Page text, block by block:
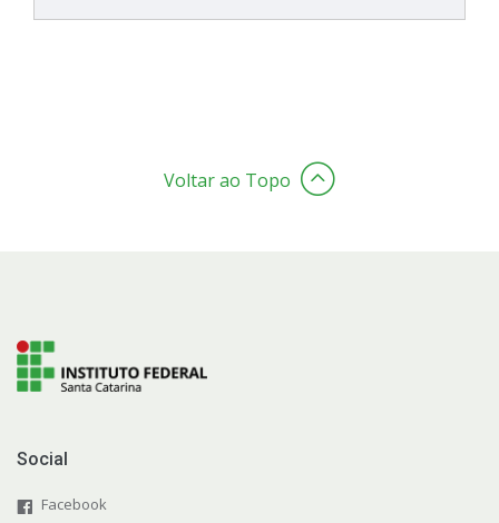
Voltar ao Topo
Social
Facebook